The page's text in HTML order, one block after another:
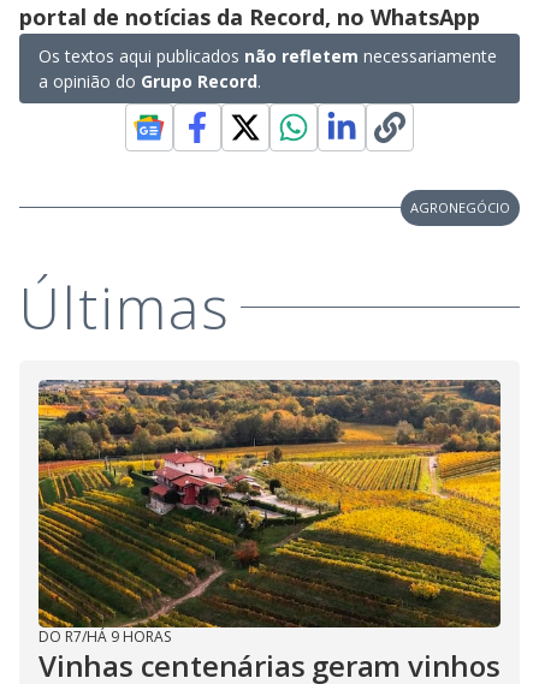
portal de notícias da Record, no WhatsApp
Os textos aqui publicados não refletem necessariamente
a opinião do Grupo Record.
AGRONEGÓCIO
Últimas
DO R7/HÁ 9 HORAS
Vinhas centenárias geram vinhos